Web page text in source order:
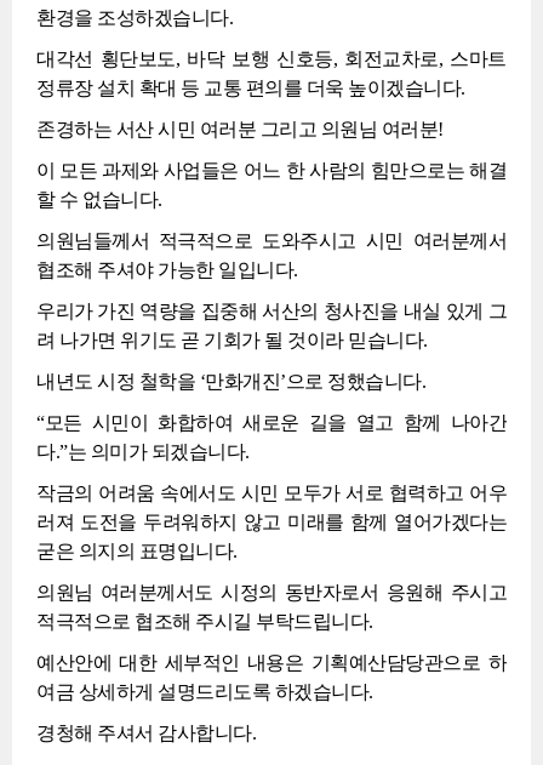
환경을 조성하겠습니다.
대각선 횡단보도, 바닥 보행 신호등, 회전교차로, 스마트
정류장 설치 확대 등 교통 편의를 더욱 높이겠습니다.
존경하는 서산 시민 여러분 그리고 의원님 여러분!
이 모든 과제와 사업들은 어느 한 사람의 힘만으로는 해결
할 수 없습니다.
의원님들께서 적극적으로 도와주시고 시민 여러분께서
협조해 주셔야 가능한 일입니다.
우리가 가진 역량을 집중해 서산의 청사진을 내실 있게 그
려 나가면 위기도 곧 기회가 될 것이라 믿습니다.
내년도 시정 철학을 ‘만화개진’으로 정했습니다.
“모든 시민이 화합하여 새로운 길을 열고 함께 나아간
다.”는 의미가 되겠습니다.
작금의 어려움 속에서도 시민 모두가 서로 협력하고 어우
러져 도전을 두려워하지 않고 미래를 함께 열어가겠다는
굳은 의지의 표명입니다.
의원님 여러분께서도 시정의 동반자로서 응원해 주시고
적극적으로 협조해 주시길 부탁드립니다.
예산안에 대한 세부적인 내용은 기획예산담당관으로 하
여금 상세하게 설명드리도록 하겠습니다.
경청해 주셔서 감사합니다.